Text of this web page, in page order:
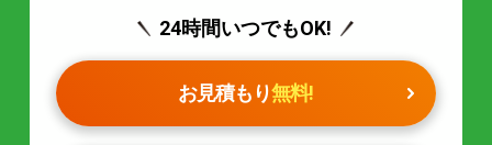
24時間いつでもOK!
お見積もり無料!